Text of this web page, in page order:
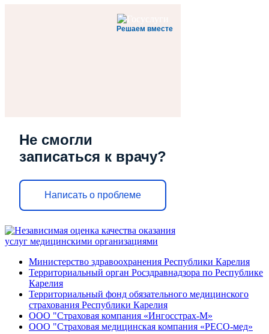
Решаем вместе
Не смогли
записаться к врачу?
Написать о проблеме
Министерство здравоохранения Республики Карелия
Территориальный орган Росздравнадзора по Республике
Карелия
Территориальный фонд обязательного медицинского
страхования Республики Карелия
ООО "Страховая компания «Ингосстрах-М»
ООО "Страховая медицинская компания «РЕСО-мед»